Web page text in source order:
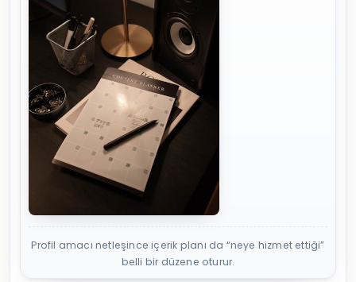
Profil amacı netleşince içerik planı da “neye hizmet ettiği”
belli bir düzene oturur.